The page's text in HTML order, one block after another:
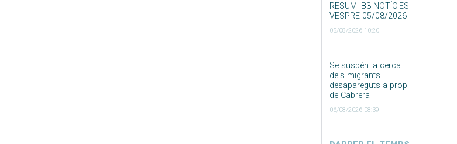
RESUM IB3 NOTÍCIES
VESPRE 05/08/2026
05/08/2026 10:20
Se suspèn la cerca
dels migrants
desapareguts a prop
de Cabrera
06/08/2026 08:39